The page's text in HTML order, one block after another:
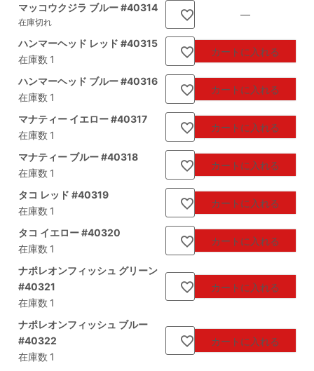
マッコウクジラ ブルー #40314
在庫切れ
—
ハンマーヘッド レッド #40315
在庫数 1
カートに入れる
ハンマーヘッド ブルー #40316
在庫数 1
カートに入れる
マナティー イエロー #40317
在庫数 1
カートに入れる
マナティー ブルー #40318
在庫数 1
カートに入れる
タコ レッド #40319
在庫数 1
カートに入れる
タコ イエロー #40320
在庫数 1
カートに入れる
ナポレオンフィッシュ グリーン
#40321
在庫数 1
カートに入れる
ナポレオンフィッシュ ブルー
#40322
在庫数 1
カートに入れる